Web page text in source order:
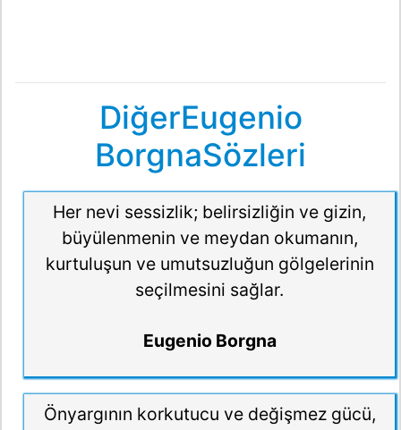
DiğerEugenio
BorgnaSözleri
Her nevi sessizlik; belirsizliğin ve gizin,
büyülenmenin ve meydan okumanın,
kurtuluşun ve umutsuzluğun gölgelerinin
seçilmesini sağlar.
Eugenio Borgna
Önyargının korkutucu ve değişmez gücü,